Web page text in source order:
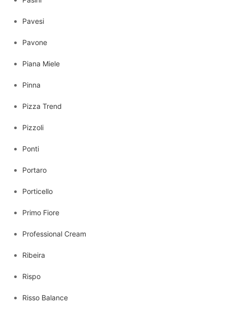
Pavesi
Pavone
Piana Miele
Pinna
Pizza Trend
Pizzoli
Ponti
Portaro
Porticello
Primo Fiore
Professional Cream
Ribeira
Rispo
Risso Balance